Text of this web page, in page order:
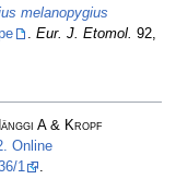
melanopygius
. Eur. J. Etomol. 92,
A & Kropf
Online
1